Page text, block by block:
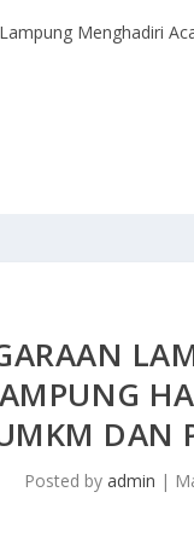
Menghadiri
DAN
Posted byadmin |